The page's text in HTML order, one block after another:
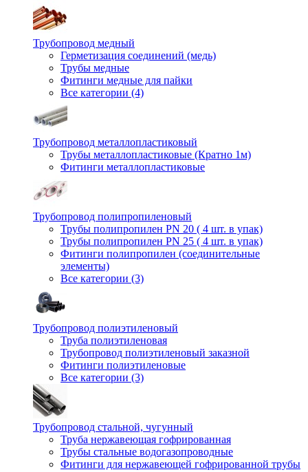
Трубопровод медный
Герметизация соединений (медь)
Трубы медные
Фитинги медные для пайки
Все категории (4)
Трубопровод металлопластиковый
Трубы металлопластиковые (Кратно 1м)
Фитинги металлопластиковые
Трубопровод полипропиленовый
Трубы полипропилен PN 20 ( 4 шт. в упак)
Трубы полипропилен PN 25 ( 4 шт. в упак)
Фитинги полипропилен (cоединительные
элементы)
Все категории (3)
Трубопровод полиэтиленовый
Труба полиэтиленовая
Трубопровод полиэтиленовый заказной
Фитинги полиэтиленовые
Все категории (3)
Трубопровод стальной, чугунный
Труба нержавеющая гофрированная
Трубы стальные водогазопроводные
Фитинги для нержавеющей гофрированной трубы